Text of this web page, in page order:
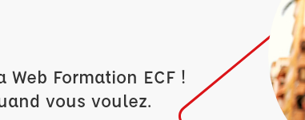
Formation ECF !
vous voulez.